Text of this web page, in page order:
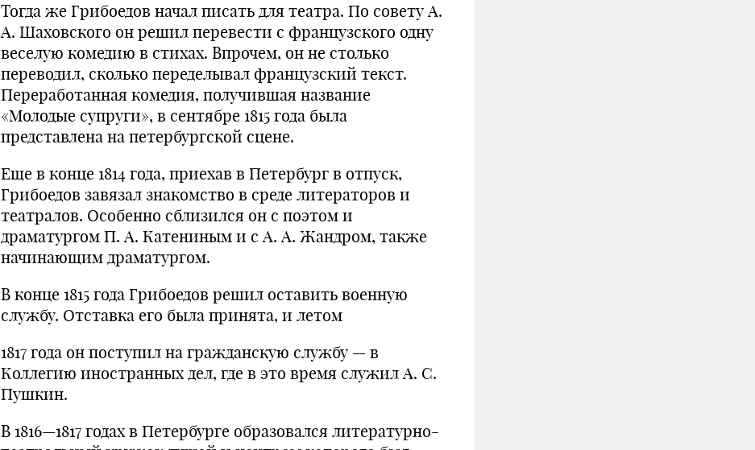
Тогда же Грибоедов начал писать для театра. По совету А.
А. Шаховского он решил перевести с фран­цузского одну
веселую комедию в стихах. Впрочем, он не столько
переводил, сколько переделывал француз­ский текст.
Переработанная комедия, получившая на­звание
«Молодые супруги», в сентябре 1815 года была
представлена на петербургской сцене.
Еще в конце 1814 года, приехав в Петербург в от­пуск,
Грибоедов завязал знакомство в среде литерато­ров и
театралов. Особенно сблизился он с поэтом и
драматургом П. А. Катениным и с А. А. Жандром, также
начинающим драматургом.
В конце 1815 года Грибоедов решил оставить во­енную
службу. Отставка его была принята, и летом
1817 года он поступил на гражданскую службу — в
Коллегию иностранных дел, где в это время служил А. С.
Пушкин.
В 1816—1817 годах в Петербурге образовался лите­ратурно-